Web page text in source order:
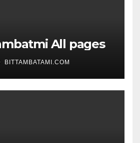
Bitambatmi All pages
BITTAMBATAMI.COM